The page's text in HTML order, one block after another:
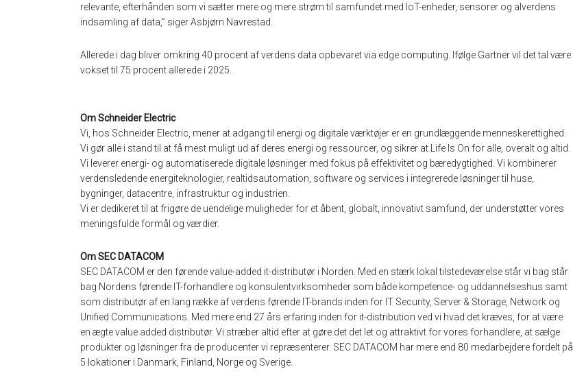
relevante, efterhånden som vi sætter mere og mere strøm til samfundet med IoT-enheder, sensorer og alverdens
indsamling af data,” siger Asbjørn Navrestad.
Allerede i dag bliver omkring 40 procent af verdens data opbevaret via edge computing. Ifølge Gartner vil det tal være
vokset til 75 procent allerede i 2025.
Om Schneider Electric
Vi, hos Schneider Electric, mener at adgang til energi og digitale værktøjer er en grundlæggende menneskerettighed.
Vi gør alle i stand til at få mest muligt ud af deres energi og ressourcer, og sikrer at Life Is On for alle, overalt og altid.
Vi leverer energi- og automatiserede digitale løsninger med fokus på effektivitet og bæredygtighed. Vi kombinerer
verdensledende energiteknologier, realtidsautomation, software og services i integrerede løsninger til huse,
bygninger, datacentre, infrastruktur og industrien.
Vi er dedikeret til at frigøre de uendelige muligheder for et åbent, globalt, innovativt samfund, der understøtter vores
meningsfulde formål og værdier.
Om SEC DATACOM
SEC DATACOM er den førende value-added it-distributør i Norden. Med en stærk lokal tilstedeværelse står vi bag står
bag Nordens førende IT-forhandlere og konsulentvirksomheder som både kompetence- og uddannelseshus samt
som distributør af en lang række af verdens førende IT-brands inden for IT Security, Server & Storage, Network og
Unified Communications. Med mere end 27 års erfaring inden for it-distribution ved vi hvad det kræves, for at være
en ægte value added distributør. Vi stræber altid efter at gøre det det let og attraktivt for vores forhandlere, at sælge
produkter og løsninger fra de producenter vi repræsenterer. SEC DATACOM har mere end 80 medarbejdere fordelt på
5 lokationer i Danmark, Finland, Norge og Sverige.